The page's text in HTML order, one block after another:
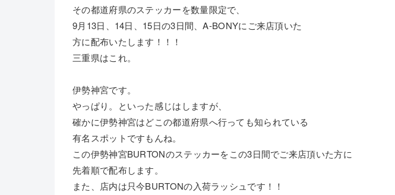
その都道府県のステッカーを数量限定で、
9月13日、14日、15日の3日間、A-BONYにご来店頂いた
方に配布いたします！！！
三重県はこれ。
伊勢神宮です。
やっぱり。といった感じはしますが、
確かに伊勢神宮はどこの都道府県へ行っても知られている
有名スポットですもんね。
この伊勢神宮BURTONのステッカーをこの3日間でご来店頂いた方に
先着順で配布します。
また、店内は只今BURTONの入荷ラッシュです！！